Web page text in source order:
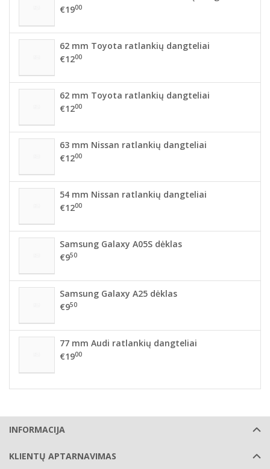
€1900
62 mm Toyota ratlankių dangteliai
€1200
62 mm Toyota ratlankių dangteliai
€1200
63 mm Nissan ratlankių dangteliai
€1200
54 mm Nissan ratlankių dangteliai
€1200
Samsung Galaxy A05S dėklas
€950
Samsung Galaxy A25 dėklas
€950
77 mm Audi ratlankių dangteliai
€1900
INFORMACIJA
KLIENTŲ APTARNAVIMAS